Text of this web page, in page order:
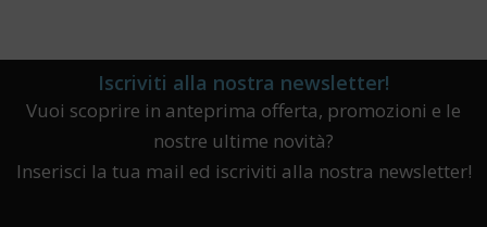
Iscriviti alla nostra newsletter!
Vuoi scoprire in anteprima offerta, promozioni e le
nostre ultime novità?
Inserisci la tua mail ed iscriviti alla nostra newsletter!